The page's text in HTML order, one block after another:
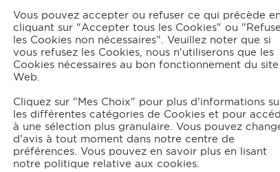
250 g de banane
cl de lait de coco
yaourt brassé (type bulgare)
Vous pouvez accepter ou refuser ce qui précède en
cliquant sur "Accepter tous les Cookies" ou
les Cookies non nécessaires". Veuillez noter que si
vous refusez les Cookies, nous n'utiliserons que les
Cookies nécessaires au bon fonctionnement du site
Web.
Cliquez sur "Mes Choix" pour plus d'informations
les différentes catégories de Cookies et pour
à une sélection plus granulaire. Vous pouvez
d'avis à tout moment dans notre centre de
préférences. Vous pouvez en savoir plus en lisant
notre politique relative aux cookies.